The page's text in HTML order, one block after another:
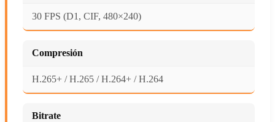
30 FPS (D1, CIF, 480×240)
Compresión
H.265+ / H.265 / H.264+ / H.264
Bitrate